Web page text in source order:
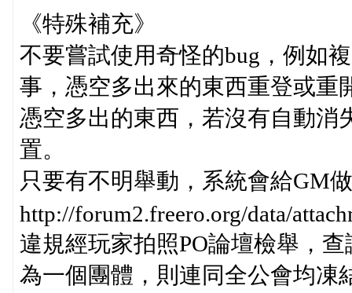
《特殊補充》
不要嘗試使用奇怪的bug，例如
事，憑空多出來的東西重登或重
憑空多出的東西，若沒有自動消
置。
只要有不明舉動，系統會給GM
http://forum2.freero.org/data/
違規經玩家拍照PO論壇檢舉，
為一個團體，則連同全公會均凍